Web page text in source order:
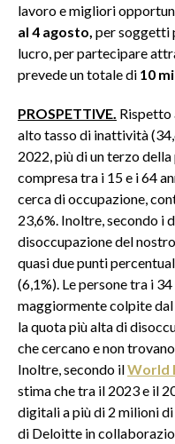
lavoro e migliori
al 4 agosto, per soggetti
lucro, per partecipare
prevede un totale di 10
PROSPETTIVE. Rispetto
alto tasso di inattività
2022, più di un terzo
compresa tra i 15 e i 64
cerca di occupazione,
23,6%. Inoltre, secondo i
disoccupazione del
quasi due punti
(6,1%). Le persone tra i
maggiormente colpite
la quota più alta di
che cercano e non
Inoltre, secondo ilWorld
stima che tra il 2023 e il
digitali a più di 2 milioni
di Deloitte in